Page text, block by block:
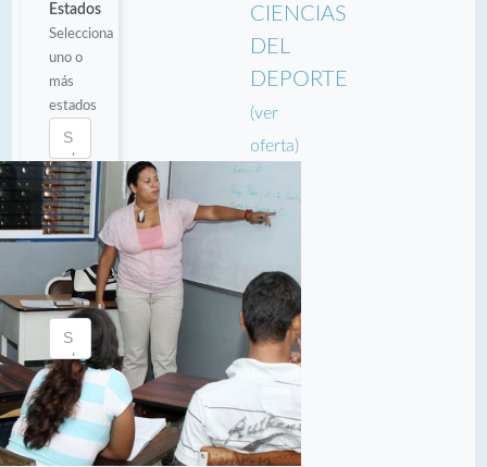
Estados
Selecciona
uno o
más
estados
Municipios
Selecciona
más
municipios
Parroquias
Selecciona
una o
CIENCIAS
DEL
DEPORTE
(ver
oferta)